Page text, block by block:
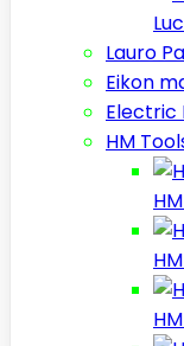
Lauro
Eikon
Electric
HM